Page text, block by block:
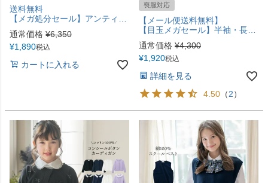
送料無料
【メガ処分セール】アンティークローズシフォンワンピースキッズ 女の子 フォーマルワンピース シフォン 小花柄 花柄ワンピ 黒 キャサリンコテージ TAK
通常価格 ¥6,350
¥1,890税込
カートに入れる
喪服対応
【メール便送料無料】
【目玉メガセール】半袖・長袖ベーシックフレアワンピースYUP12 ≪メール便優先商品≫
通常価格 ¥4,300
¥1,920税込
詳細を見る
4.50 （2）